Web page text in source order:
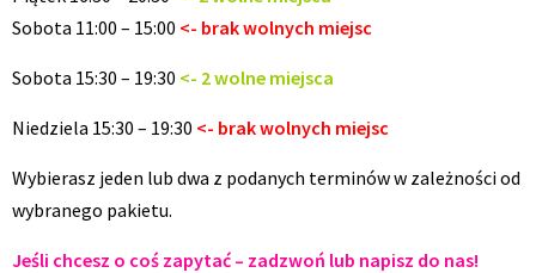
Sobota 11:00 – 15:00 <- brak wolnych miejsc
Sobota 15:30 – 19:30 <- 2 wolne miejsca
Niedziela 15:30 – 19:30 <- brak wolnych miejsc
Wybierasz jeden lub dwa z podanych terminów w zależności od
wybranego pakietu.
Jeśli chcesz o coś zapytać – zadzwoń lub napisz do nas!